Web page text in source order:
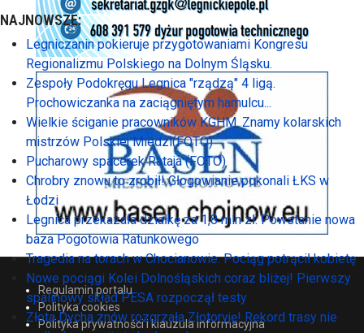
Regulamin portalu
Polityka cookies
Polityka prywatności i klauzula informacyjna
NAJNOWSZE:
Legniczanin pokieruje przygotowaniami Kongresu
Regionalizmu Polskiego na Dolnym Śląsku.
Zespoły Podokręgu Legnica "rządzą" 4 ligą.
Prochowiczanka na zaciągniętym hamulcu...
Wielkie ściganie pracowników KGHM. Znamy kolarskich
mistrzów Polskiej Miedzi(FOTO)
Pucharowy spacerek Rataja (FOTO)
Chrobry znowu to zrobił! Głogowianie pokonali ŁKS w
Łodzi
Legnica przekazała działkę za 1,8 mln zł. Powstanie nowa
baza Pogotowia Ratunkowego
Tragedia na torach w Chocianowie. Pociąg potrącił kobietę
Nowe pociągi Kolei Dolnośląskich coraz bliżej! Pierwszy
spalinowy skład PESA rozpoczął testy
Złota Dycha znów rozgrzała Złotoryję! Rekord trasy nie